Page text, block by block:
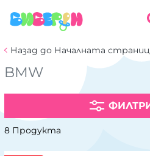
Назад до Началната
BMW
8 Продукта